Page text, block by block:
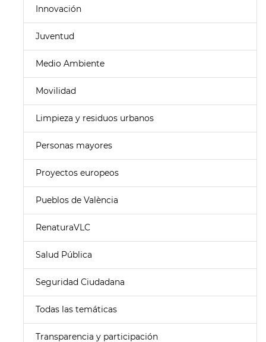
Innovación
Juventud
Medio Ambiente
Movilidad
Limpieza y residuos urbanos
Personas mayores
Proyectos europeos
Pueblos de València
RenaturaVLC
Salud Pública
Seguridad Ciudadana
Todas las temáticas
Transparencia y participación